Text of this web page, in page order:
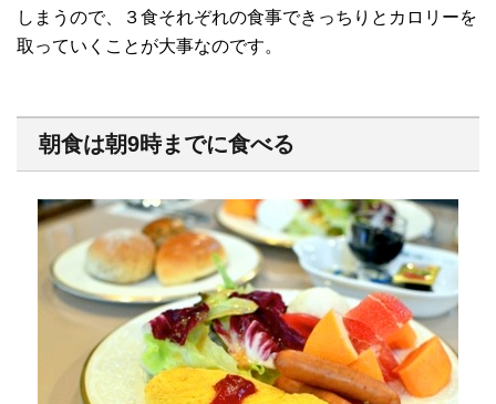
しまうので、３食それぞれの食事できっちりとカロリーを
取っていくことが大事なのです。
朝食は朝9時までに食べる